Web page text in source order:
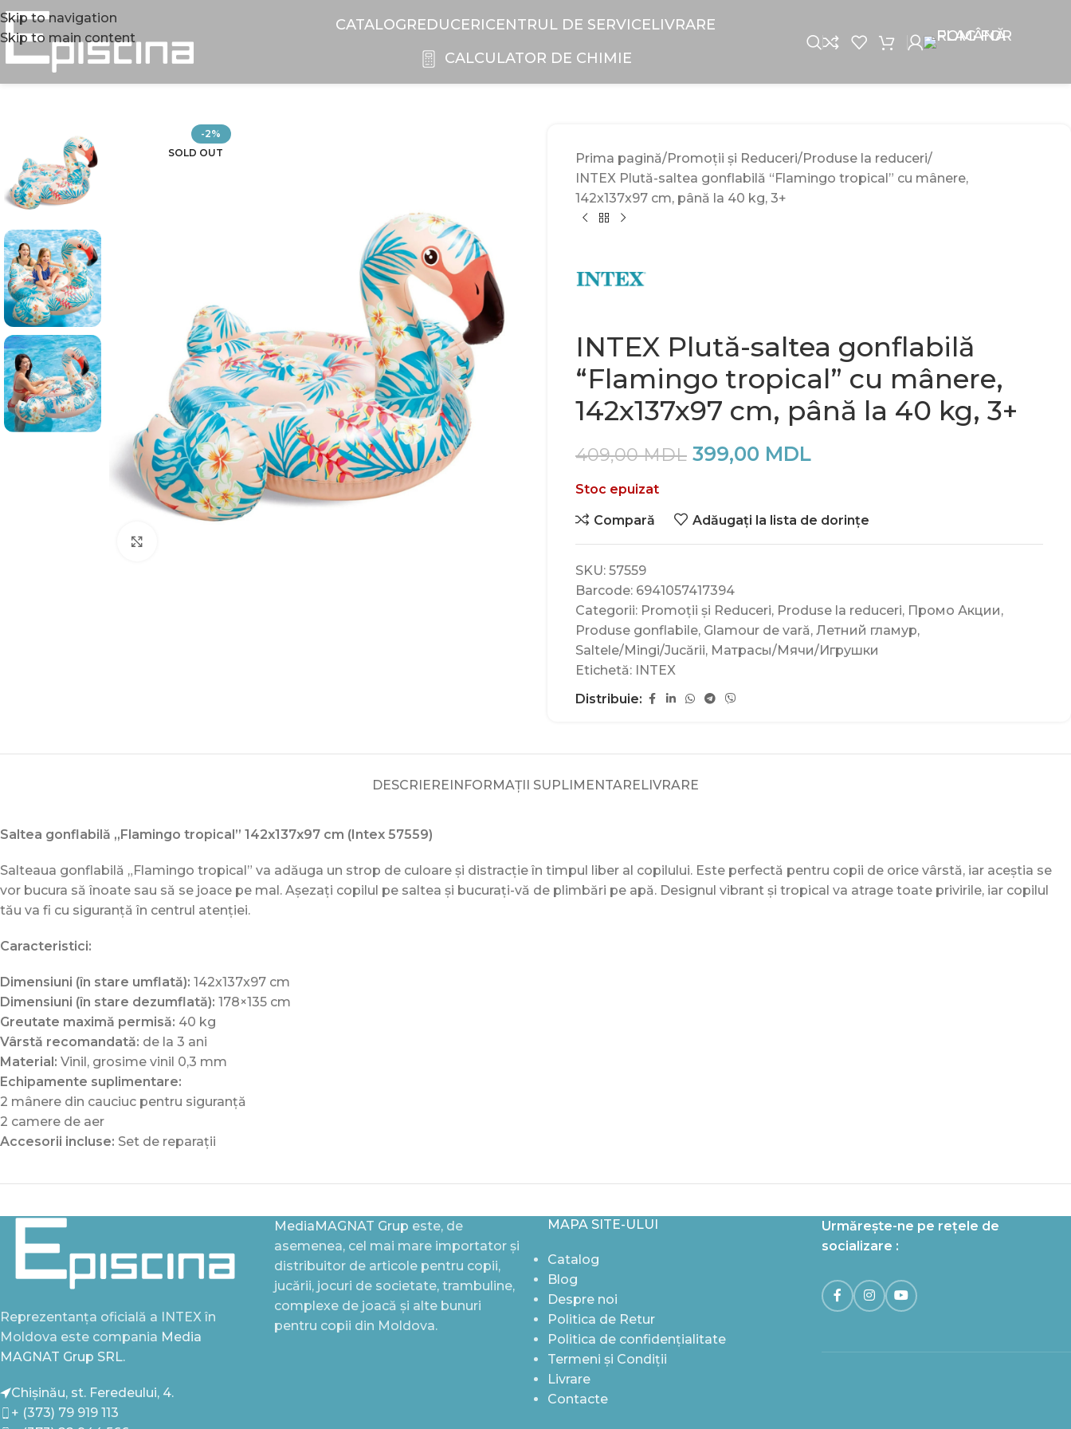
Skip to navigation
Skip to main content
CATALOGREDUCERICENTRUL DE SERVICELIVRARE
CALCULATOR DE CHIMIE
-2%
SOLD OUT
Prima pagină Promoții și Reduceri Produse la reduceri
INTEX Plută-saltea gonflabilă “Flamingo tropical” cu mânere,
142x137x97 cm, până la 40 kg, 3+
INTEX Plută-saltea gonflabilă
“Flamingo tropical” cu mânere,
142x137x97 cm, până la 40 kg, 3+
409,00MDL 399,00 MDL
Stoc epuizat
Compară Adăugați la lista de dorințe
SKU: 57559
Barcode: 6941057417394
Categorii: Promoții și Reduceri, Produse la reduceri, Промо Акции,
Produse gonflabile, Glamour de vară, Летний гламур,
Saltele/Mingi/Jucării, Матрасы/Мячи/Игрушки
Etichetă: INTEX
Distribuie:
DESCRIEREINFORMAȚII SUPLIMENTARELIVRARE
Saltea gonflabilă „Flamingo tropical” 142x137x97 cm (Intex 57559)
Salteaua gonflabilă „Flamingo tropical” va adăuga un strop de culoare și distracție în timpul liber al copilului. Este perfectă pentru copii de orice vârstă, iar aceștia se
vor bucura să înoate sau să se joace pe mal. Așezați copilul pe saltea și bucurați-vă de plimbări pe apă. Designul vibrant și tropical va atrage toate privirile, iar copilul
tău va fi cu siguranță în centrul atenției.
Caracteristici:
Dimensiuni (în stare umflată): 142x137x97 cm
Dimensiuni (în stare dezumflată): 178×135 cm
Greutate maximă permisă: 40 kg
Vârstă recomandată: de la 3 ani
Material: Vinil, grosime vinil 0,3 mm
Echipamente suplimentare:
2 mânere din cauciuc pentru siguranță
2 camere de aer
Accesorii incluse: Set de reparații
Reprezentanța oficială a INTEX în
Moldova este compania Media
MAGNAT Grup SRL.
Chișinău, st. Feredeului, 4.
+ (373) 79 919 113
MediaMAGNAT Grup este, de
asemenea, cel mai mare importator și
distribuitor de articole pentru copii,
jucării, jocuri de societate, trambuline,
complexe de joacă și alte bunuri
pentru copii din Moldova.
MAPA SITE-ULUI
Catalog
Blog
Despre noi
Politica de Retur
Politica de confidențialitate
Termeni și Condiții
Livrare
Contacte
Urmărește-ne pe rețele de
socializare :